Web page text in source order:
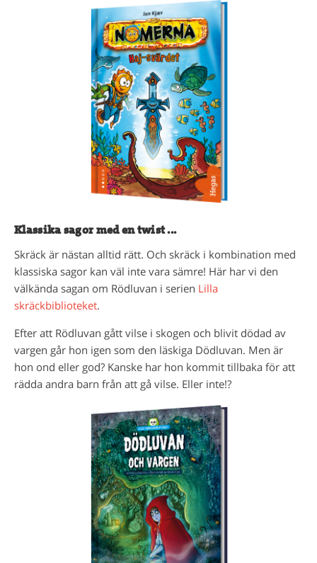
Klassika sagor med en twist ...
Skräck är nästan alltid rätt. Och skräck i kombination med
klassiska sagor kan väl inte vara sämre! Här har vi den
välkända sagan om Rödluvan i serien Lilla
skräckbiblioteket.
Efter att Rödluvan gått vilse i skogen och blivit dödad av
vargen går hon igen som den läskiga Dödluvan. Men är
hon ond eller god? Kanske har hon kommit tillbaka för att
rädda andra barn från att gå vilse. Eller inte!?